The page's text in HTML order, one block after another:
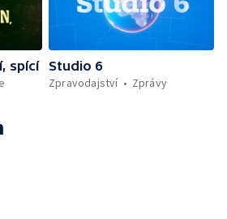
spící
Studio 6
Zpravodajství
Zprávy